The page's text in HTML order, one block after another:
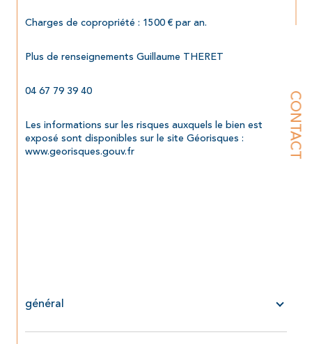
CONTACT
Charges de copropriété : 1500 € par an.
Plus de renseignements Guillaume THERET
04 67 79 39 40
Les informations sur les risques auxquels le bien est
exposé sont disponibles sur le site Géorisques :
www.georisques.gouv.fr
général